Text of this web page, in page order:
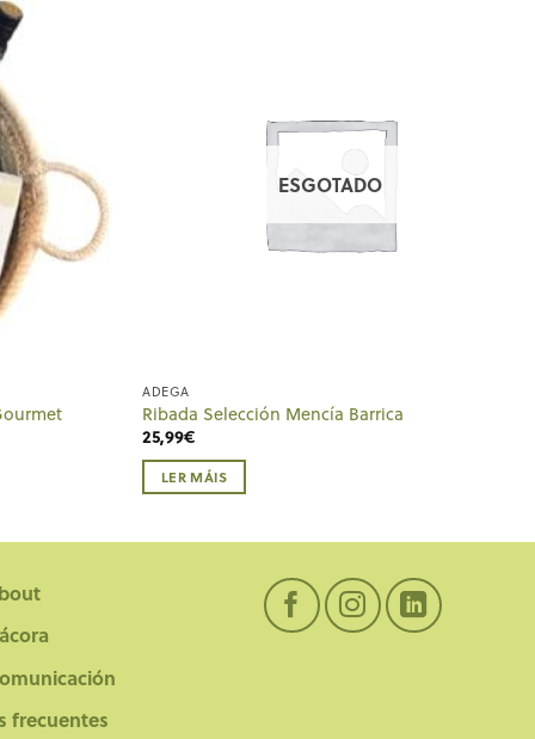
ESGOTADO
ADEGA
Ribada Selección Mencía Barrica
25,99€
LER MÁIS
frecuentes